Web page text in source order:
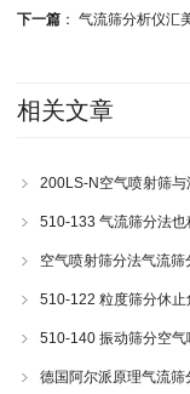
下一篇： 气流筛分析仪汇
相关文章
200LS-N空气喷射筛
510-133 气流筛分法
空气喷射筛分法气流
510-122 粒度筛分休
510-140 振动筛分空
德国阿尔派原理气流